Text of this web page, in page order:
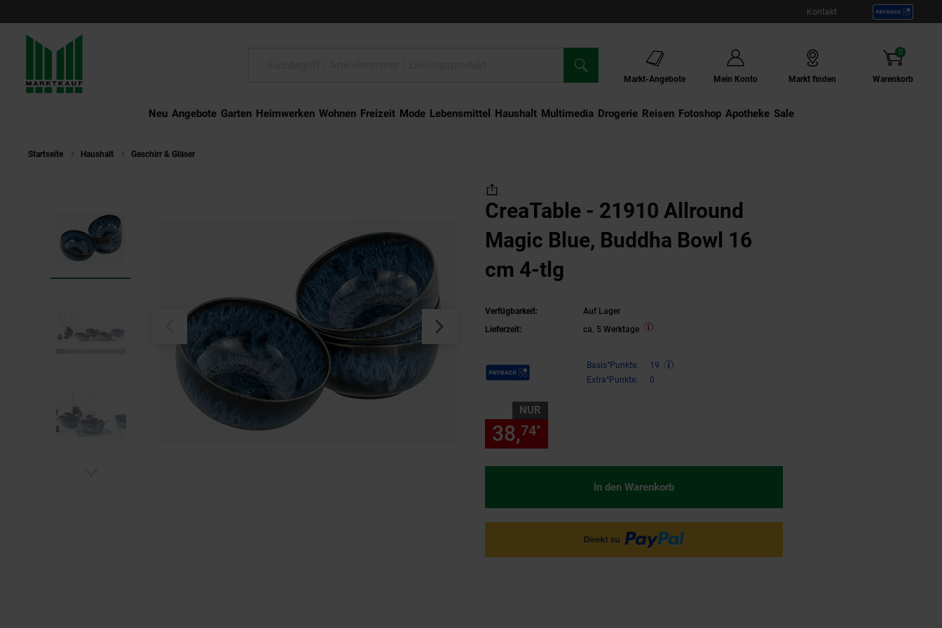
Kontakt
Markt-Angebote Mein Konto Markt finden Warenkorb
0
Artikel
Neu Angebote Garten Heimwerken Wohnen Freizeit Mode Lebensmittel Haushalt Multimedia Drogerie Externer Link:
Reisen Externer Link:
Fotoshop Externer Link:
Apotheke Sale
Startseite Haushalt Geschirr & Gläser
CreaTable - 21910 Allround
Magic Blue, Buddha Bowl 16
cm 4-tlg
Verfügbarkeit:
Auf Lager
Lieferzeit:
ca. 5 Werktage
Payback Punkte Basis°Punkte:
19
Extra°Punkte:
0
NUR
38,74*
In den Warenkorb